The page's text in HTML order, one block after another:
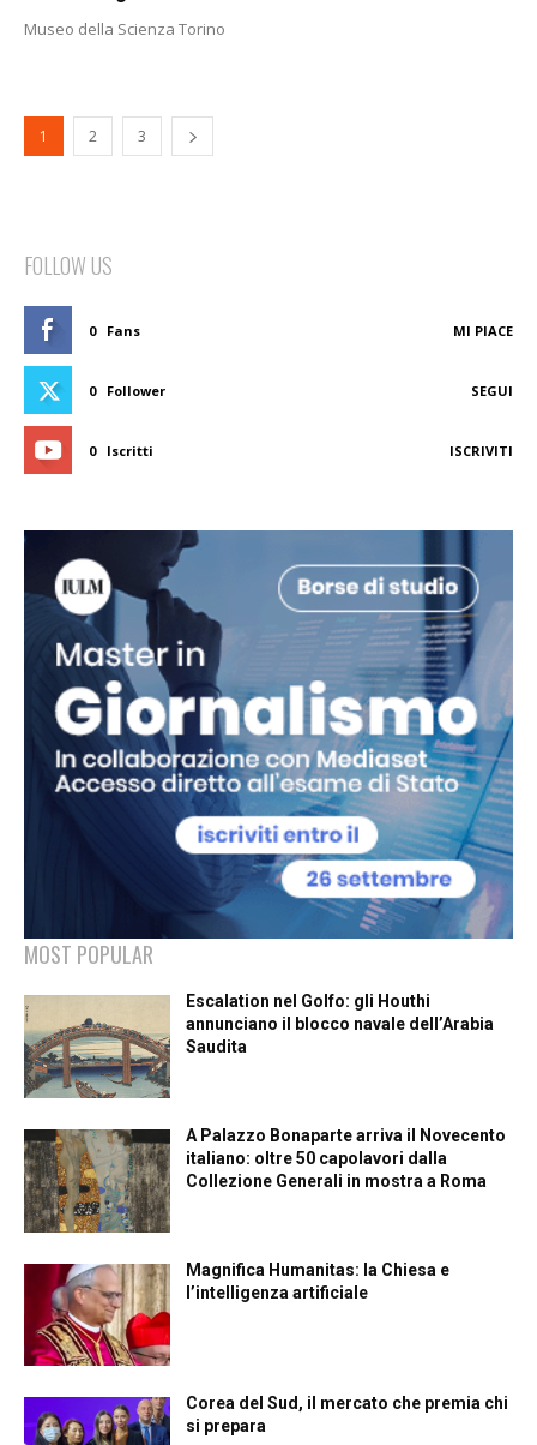
Museo della Scienza Torino
1 2 3
FOLLOW US
0 Fans MI PIACE
0 Follower SEGUI
0 Iscritti ISCRIVITI
MOST POPULAR
Escalation nel Golfo: gli Houthi
annunciano il blocco navale dell’Arabia
Saudita
A Palazzo Bonaparte arriva il Novecento
italiano: oltre 50 capolavori dalla
Collezione Generali in mostra a Roma
Magnifica Humanitas: la Chiesa e
l’intelligenza artificiale
Corea del Sud, il mercato che premia chi
si prepara